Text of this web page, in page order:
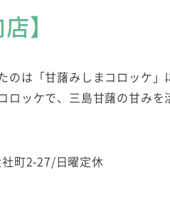
】
のは「甘藷みしまコロッケ」
ロッケで、三島甘藷の甘みを
町2-27/日曜定休